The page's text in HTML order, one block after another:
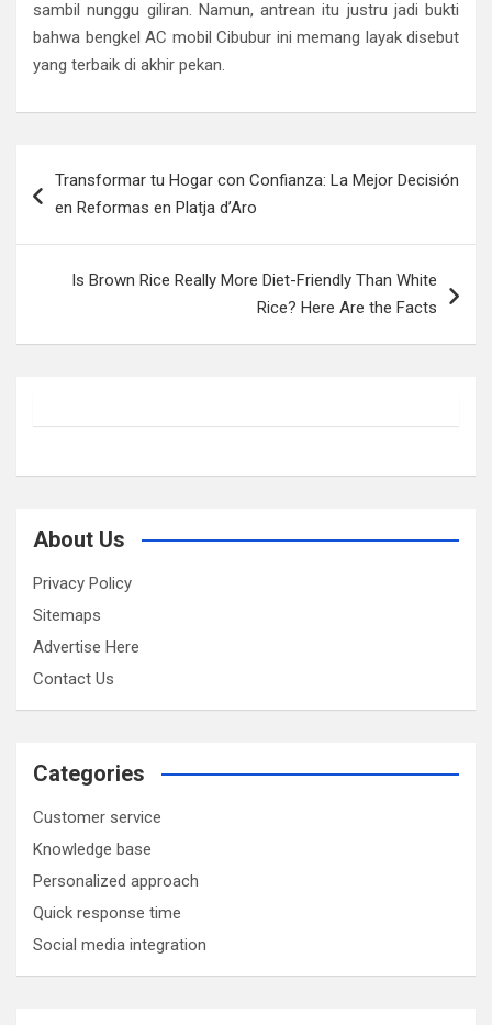
sambil nunggu giliran. Namun, antrean itu justru jadi bukti
bahwa bengkel AC mobil Cibubur ini memang layak disebut
yang terbaik di akhir pekan.
navigation
Transformar tu Hogar con Confianza: La Mejor Decisión
en Reformas en Platja d’Aro
Is Brown Rice Really More Diet-Friendly Than White
Rice? Here Are the Facts
About Us
Privacy Policy
Sitemaps
Advertise Here
Contact Us
Categories
Customer service
Knowledge base
Personalized approach
Quick response time
Social media integration